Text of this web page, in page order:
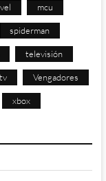
mcu
spiderman
televisión
tv Vengadores
xbox